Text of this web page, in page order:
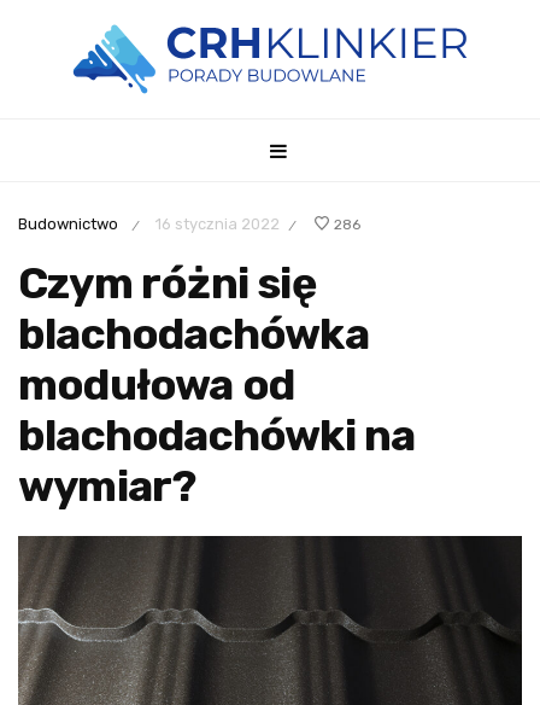
Budownictwo / 16 stycznia 2022 / 286
Czym różni się
blachodachówka
modułowa od
blachodachówki na
wymiar?